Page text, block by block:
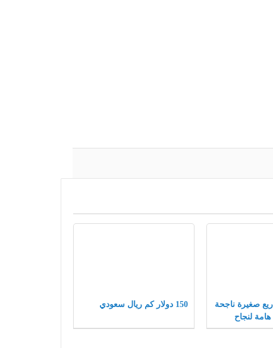
مشاريع صغيرة ناجحة
لنجاح
150 دولار كم ريال سعودي